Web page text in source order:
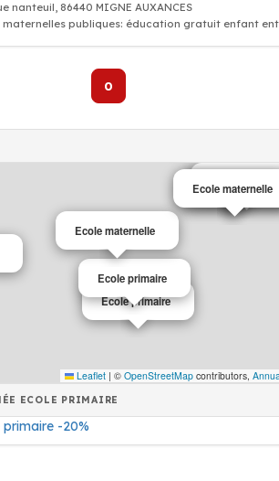
nanteuil, 86440 MIGNE AUXANCES
maternelles publiques: éducation gratuit enfant
0
Ecole primaire
Ecole primaire
Ecole primaire
Ecole primaire
Ecole maternelle
Ecole maternelle
Leaflet | © OpenStreetMap contributors,
ECOLE PRIMAIRE
-20%